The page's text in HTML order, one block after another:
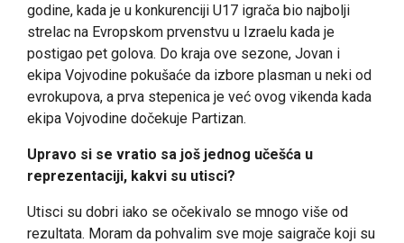
godine, kada je u konkurenciji U17 igrača bio najbolji
strelac na Evropskom prvenstvu u Izraelu kada je
postigao pet golova. Do kraja ove sezone, Jovan i
ekipa Vojvodine pokušaće da izbore plasman u neki od
evrokupova, a prva stepenica je već ovog vikenda kada
ekipa Vojvodine dočekuje Partizan.
Upravo si se vratio sa još jednog učešća u
reprezentaciji, kakvi su utisci?
Utisci su dobri iako se očekivalo se mnogo više od
rezultata. Moram da pohvalim sve moje saigrače koji su